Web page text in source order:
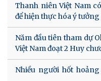
Thanh niên Việt Nam
để hiện thực hóa ý
Năm đầu tiên tham dự
Việt Nam đoạt 2 Huy
Nhiều người hốt